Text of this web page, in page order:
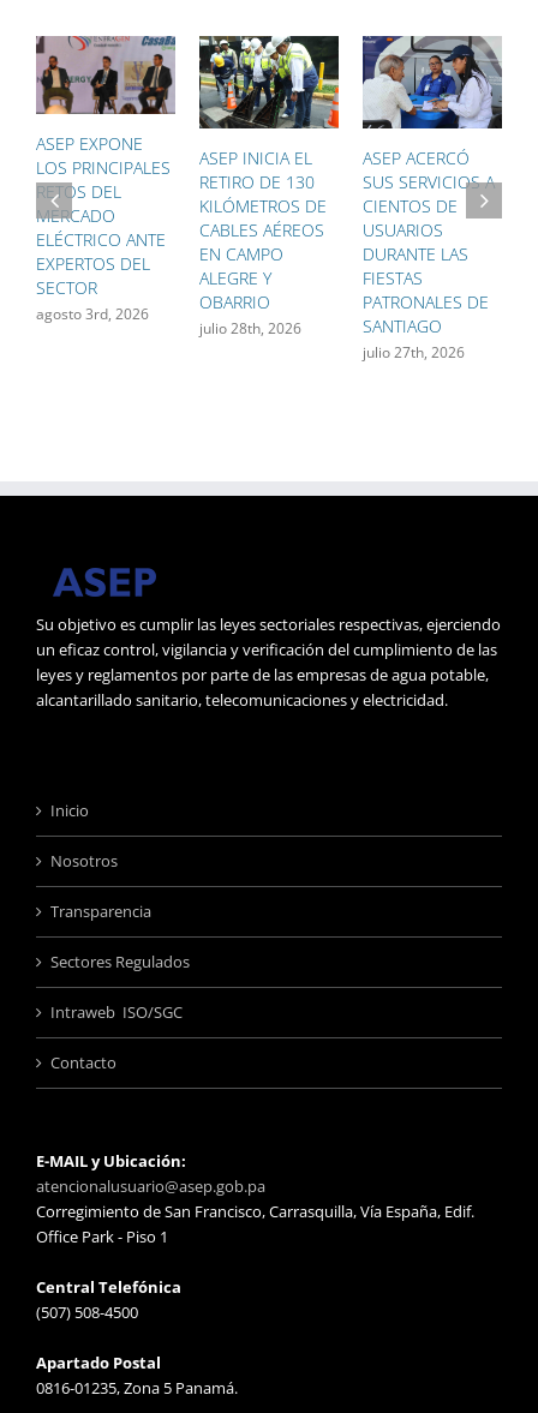
ASEP EXPONE
LOS PRINCIPALES
RETOS DEL
MERCADO
ELÉCTRICO ANTE
EXPERTOS DEL
SECTOR
agosto 3rd, 2026
ASEP INICIA EL
RETIRO DE 130
KILÓMETROS DE
CABLES AÉREOS
EN CAMPO
ALEGRE Y
OBARRIO
julio 28th, 2026
ASEP ACERCÓ
SUS SERVICIOS A
CIENTOS DE
USUARIOS
DURANTE LAS
FIESTAS
PATRONALES DE
SANTIAGO
julio 27th, 2026
Su objetivo es cumplir las leyes sectoriales respectivas, ejerciendo
un eficaz control, vigilancia y verificación del cumplimiento de las
leyes y reglamentos por parte de las empresas de agua potable,
alcantarillado sanitario, telecomunicaciones y electricidad.
Inicio
Nosotros
Transparencia
Sectores Regulados
Intraweb ISO/SGC
Contacto
E-MAIL y Ubicación:
atencionalusuario@asep.gob.pa
Corregimiento de San Francisco, Carrasquilla, Vía España, Edif.
Office Park - Piso 1
Central Telefónica
(507) 508-4500
Apartado Postal
0816-01235, Zona 5 Panamá.